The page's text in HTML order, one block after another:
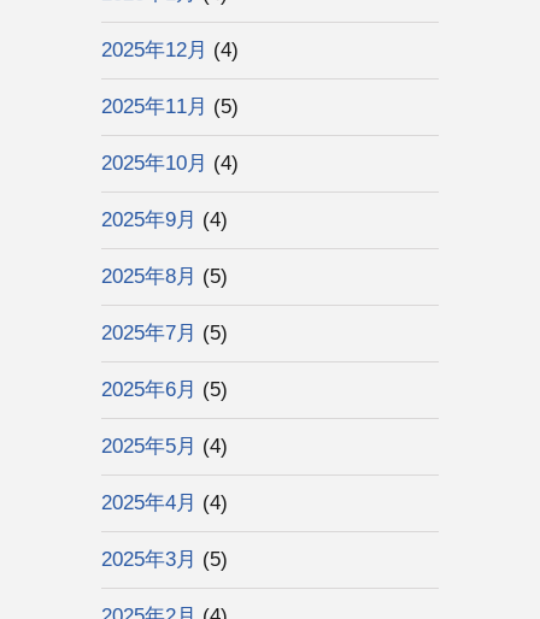
2025年12月 (4)
2025年11月 (5)
2025年10月 (4)
2025年9月 (4)
2025年8月 (5)
2025年7月 (5)
2025年6月 (5)
2025年5月 (4)
2025年4月 (4)
2025年3月 (5)